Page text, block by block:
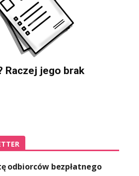
Raczej jego brak
odbiorców bezpłatnego